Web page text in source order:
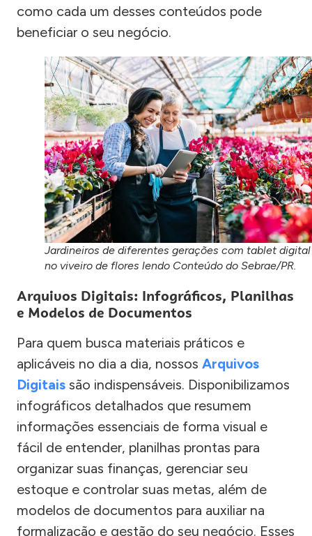
como cada um desses conteúdos pode
beneficiar o seu negócio.
Jardineiros de diferentes gerações com tablet digital
no viveiro de flores lendo Conteúdo do Sebrae/PR.
Arquivos Digitais: Infográficos, Planilhas
e Modelos de Documentos
Para quem busca materiais práticos e
aplicáveis no dia a dia, nossos Arquivos
Digitais são indispensáveis. Disponibilizamos
infográficos detalhados que resumem
informações essenciais de forma visual e
fácil de entender, planilhas prontas para
organizar suas finanças, gerenciar seu
estoque e controlar suas metas, além de
modelos de documentos para auxiliar na
formalização e gestão do seu negócio. Esses